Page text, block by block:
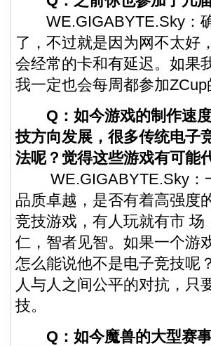
WE.GIGABYTE.Sky：确
了，不过就是因为网不太好
会经常的卡和有延迟。如果
我一定也会每周都参加ZCup
Q：如今游戏的制作速
技方向发展，很多传统电子
法呢？觉得这些游戏有可能
WE.GIGABYTE.Sky：
品质卓越，是否有着高强度
竞技游戏，有人玩就有市
仁，智者见智。如果一个游
怎么能说他不是电子竞技呢
人与人之间公平的对抗，只
技。
Q：如今魔兽的大型赛